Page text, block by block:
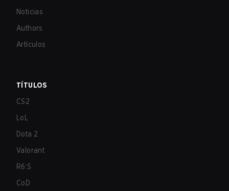
Noticias
Authors
Artículos
TÍTULOS
CS2
LoL
Dota 2
Valorant
R6:S
CoD